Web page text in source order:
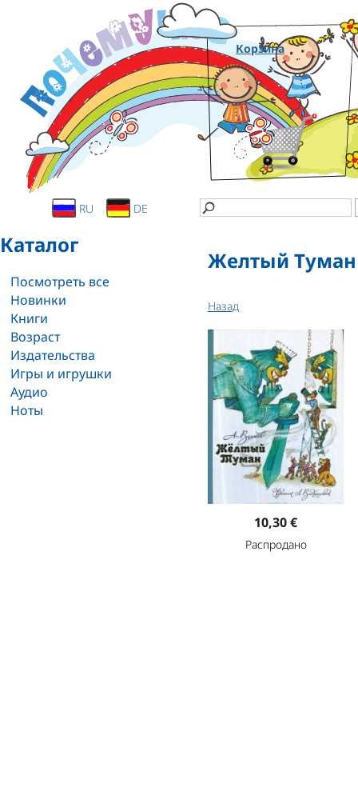
Корзина
RU DE
Каталог
Посмотреть все
Новинки
Книги
Возраст
Издательства
Игры и игрушки
Аудио
Ноты
Желтый Туман
Назад
10,30 €
Распродано